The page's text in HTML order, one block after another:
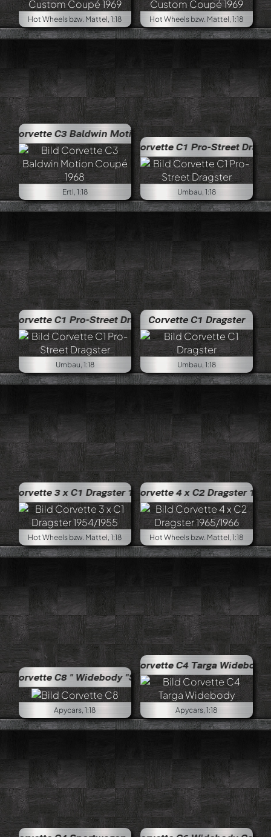
Hot Wheels bzw. Mattel, 1:18 Hot Wheels bzw. Mattel, 1:18
Motion Coupé 1968
Ertl, 1:18
Corvette C1 Pro-Street Dragster
Umbau, 1:18
Street Dragster
Umbau, 1:18
Corvette C1 Dragster
Umbau, 1:18
C1 Dragster 1954/1955
Hot Wheels bzw. Mattel, 1:18
Corvette 4 x C2 Dragster 1965/1966
Hot Wheels bzw. Mattel, 1:18
Widebody "Sunoco" Coupé
Apycars, 1:18
Corvette C4 Targa Widebody
Apycars, 1:18